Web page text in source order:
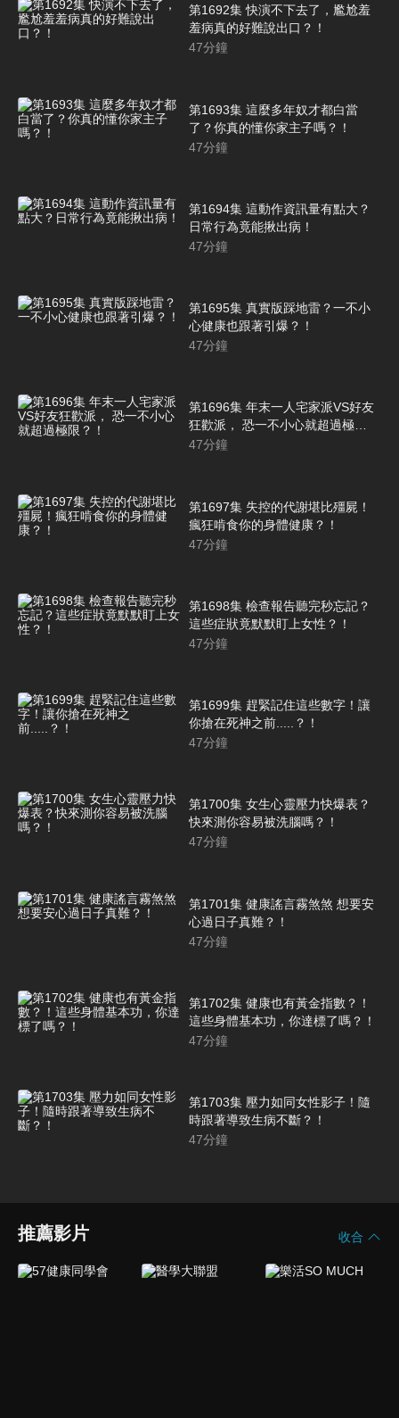
第1692集 快演不下去了，尷尬羞
羞病真的好難說出口？！
47分鐘
第1693集 這麼多年奴才都白當
了？你真的懂你家主子嗎？！
47分鐘
第1694集 這動作資訊量有點大？
日常行為竟能揪出病！
47分鐘
第1695集 真實版踩地雷？一不小
心健康也跟著引爆？！
47分鐘
第1696集 年末一人宅家派VS好友
狂歡派， 恐一不小心就超過極
限？！
47分鐘
第1697集 失控的代謝堪比殭屍！
瘋狂啃食你的身體健康？！
47分鐘
第1698集 檢查報告聽完秒忘記？
這些症狀竟默默盯上女性？！
47分鐘
第1699集 趕緊記住這些數字！讓
你搶在死神之前.....？！
47分鐘
第1700集 女生心靈壓力快爆表？
快來測你容易被洗腦嗎？！
47分鐘
第1701集 健康謠言霧煞煞 想要安
心過日子真難？！
47分鐘
第1702集 健康也有黃金指數？！
這些身體基本功，你達標了嗎？！
47分鐘
第1703集 壓力如同女性影子！隨
時跟著導致生病不斷？！
47分鐘
推薦影片 收合